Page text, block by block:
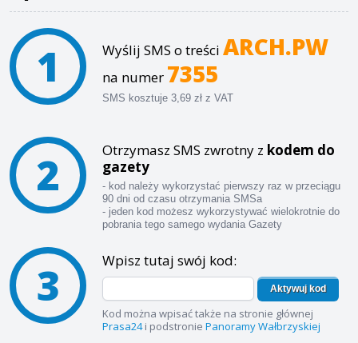
1 Wyślij SMS o treści ARCH.PW
na numer 7355
SMS kosztuje 3,69 zł z VAT
2 Otrzymasz SMS zwrotny z kodem do
gazety
- kod należy wykorzystać pierwszy raz w przeciągu
90 dni od czasu otrzymania SMSa
- jeden kod możesz wykorzystywać wielokrotnie do
pobrania tego samego wydania Gazety
3 Wpisz tutaj swój kod:
Aktywuj kod
Kod można wpisać także na stronie głównej
Prasa24i podstronie Panoramy Wałbrzyskiej